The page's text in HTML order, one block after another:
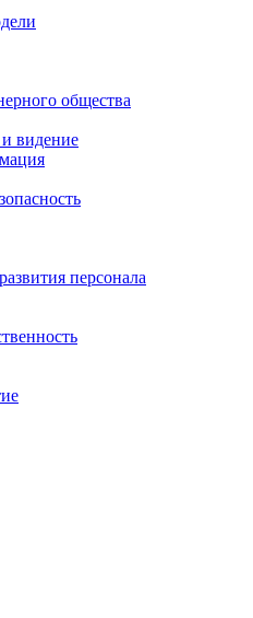
общества
видение
персонала